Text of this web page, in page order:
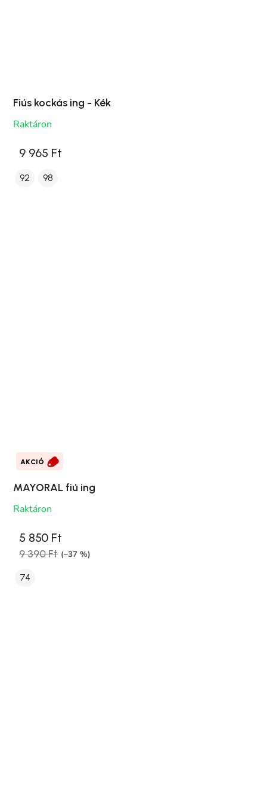
Fiús kockás ing - Kék
Raktáron
9 965 Ft
92 98
AKCIÓ
MAYORAL fiú ing
Raktáron
5 850 Ft
9 390 Ft (–37 %)
74